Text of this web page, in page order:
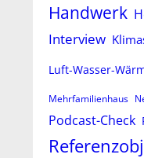
Handwerk
Interview
Luft-Wasser-
Mehrfamilienhaus
Podcast-Check